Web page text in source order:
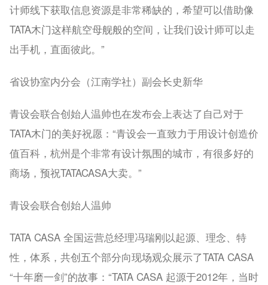
计师线下获取信息资源是非常稀缺的，希望可以借助像
TATA木门这样航空母舰般的空间，让我们设计师可以走
出手机，直面彼此。”
省设协室内分会（江南学社）副会长史新华
青设会联合创始人温帅也在发布会上表达了自己对于
TATA木门的美好祝愿：“青设会一直致力于用设计创造价
值百科，杭州是个非常有设计氛围的城市，有很多好的
商场，预祝TATACASA大卖。”
青设会联合创始人温帅
TATA CASA 全国运营总经理冯瑞刚以起源、理念、特
性，体系，共创五个部分向现场观众展示了TATA CASA
“十年磨一剑”的故事：“TATA CASA 起源于2012年，当时